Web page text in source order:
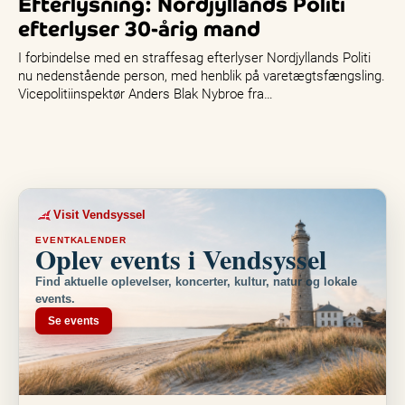
efterlyser 30-årig mand
I forbindelse med en straffesag efterlyser Nordjyllands Politi
nu nedenstående person, med henblik på varetægtsfængsling.
Vicepolitiinspektør Anders Blak Nybroe fra…
Visit Vendsyssel
EVENTKALENDER
Oplev events i Vendsyssel
Find aktuelle oplevelser, koncerter, kultur, natur og lokale
events.
Se events